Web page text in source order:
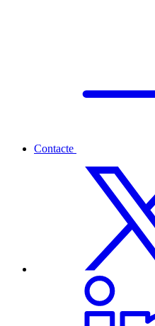
Contacte